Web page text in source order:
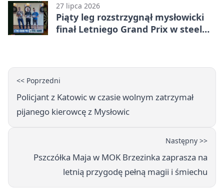
27 lipca 2026
Piąty leg rozstrzygnął mysłowicki
finał Letniego Grand Prix w steel
<< Poprzedni
Policjant z Katowic w czasie wolnym zatrzymał
pijanego kierowcę z Mysłowic
Następny >>
Pszczółka Maja w MOK Brzezinka zaprasza na
letnią przygodę pełną magii i śmiechu